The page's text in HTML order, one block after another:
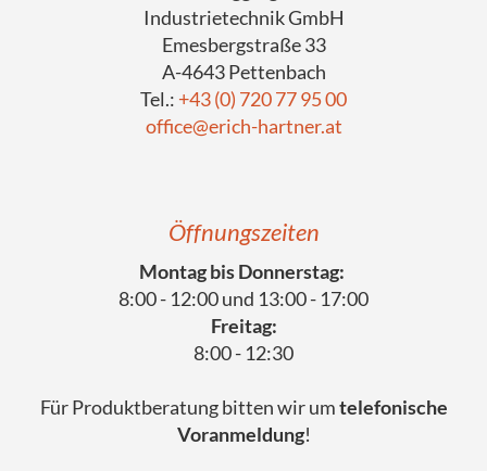
Industrietechnik GmbH
Emesbergstraße 33
A-4643 Pettenbach
Tel.: +43 (0) 720 77 95 00
office@erich-hartner.at
Öffnungszeiten
Montag bis Donnerstag:
8:00 - 12:00 und 13:00 - 17:00
Freitag:
8:00 - 12:30
Für Produktberatung bitten wir umtelefonische
Voranmeldung!